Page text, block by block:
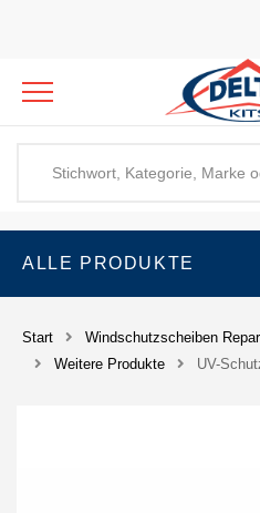
ALLE PRODUKTE
Start Windschutzscheiben
Weitere Produkte
UV-